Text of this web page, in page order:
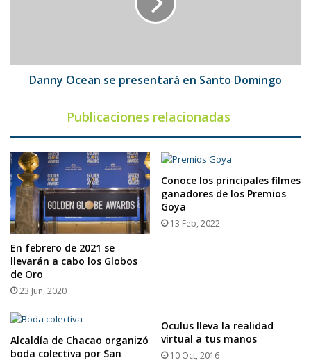
Danny Ocean se presentará en Santo Domingo
Publicaciones relacionadas
En febrero de 2021 se
llevarán a cabo los Globos
de Oro
23 Jun, 2020
Conoce los principales filmes
ganadores de los Premios
Goya
13 Feb, 2022
Alcaldía de Chacao organizó
boda colectiva por San
Oculus lleva la realidad
virtual a tus manos
10 Oct, 2016